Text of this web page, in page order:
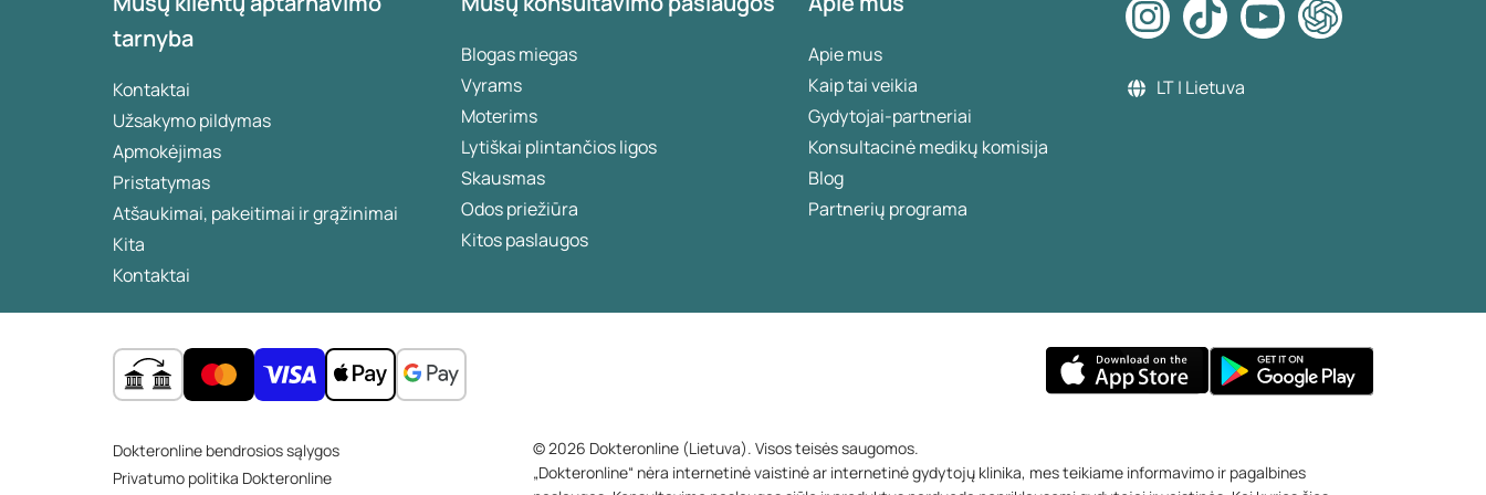
tarnyba
Kontaktai
Užsakymo pildymas
Apmokėjimas
Pristatymas
Atšaukimai, pakeitimai ir grąžinimai
Kita
Kontaktai
Blogas miegas
Vyrams
Moterims
Lytiškai plintančios ligos
Skausmas
Odos priežiūra
Kitos paslaugos
Apie mus
Kaip tai veikia
Gydytojai-partneriai
Konsultacinė medikų komisija
Blog
Partnerių programa
LT | Lietuva
Dokteronline bendrosios sąlygos
Privatumo politika Dokteronline
© 2026 Dokteronline (Lietuva). Visos teisės saugomos.
„Dokteronline“ nėra internetinė vaistinė ar internetinė gydytojų klinika, mes teikiame informavimo ir pagalbines